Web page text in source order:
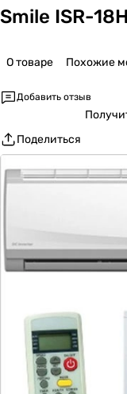
Smile ISR-
О товаре Похожие
Добавить отзыв
Поделиться